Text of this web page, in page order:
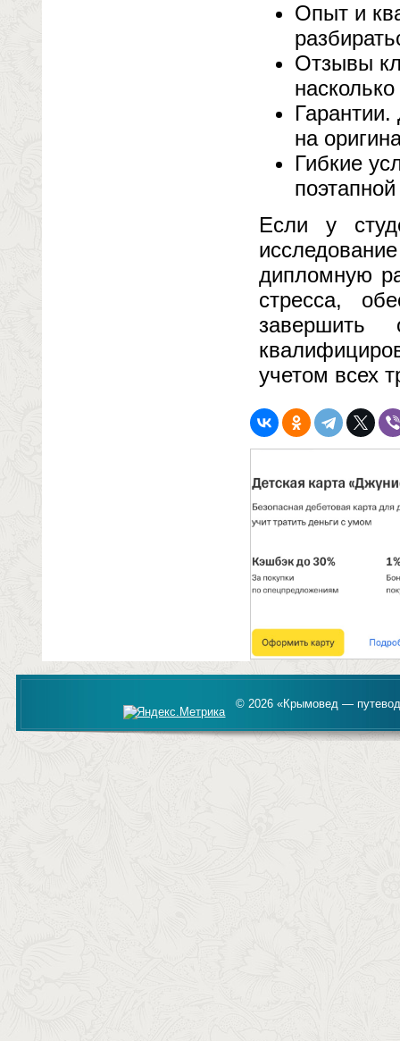
Опыт и
Отзывы
на
Гибкие
Если у
дипломную
стресса,
завершить
учетом всех
© 2026 «Крымовед —